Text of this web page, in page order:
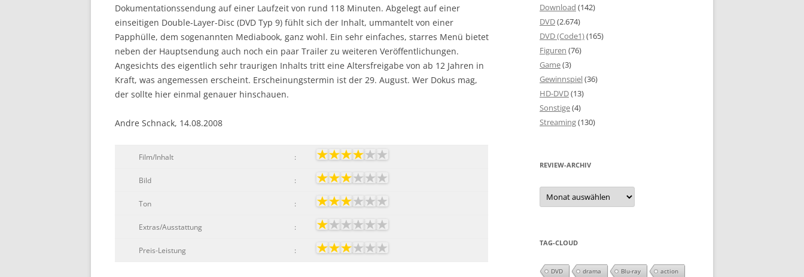
Dokumentationssendung auf einer Laufzeit von rund 118 Minuten. Abgelegt auf einer
einseitigen Double-Layer-Disc (DVD Typ 9) fühlt sich der Inhalt, ummantelt von einer
Papphülle, dem sogenannten Mediabook, ganz wohl. Ein sehr einfaches, starres Menü bietet
neben der Hauptsendung auch noch ein paar Trailer zu weiteren Veröffentlichungen.
Angesichts des eigentlich sehr traurigen Inhalts tritt eine Altersfreigabe von ab 12 Jahren in
Kraft, was angemessen erscheint. Erscheinungstermin ist der 29. August. Wer Dokus mag,
der sollte hier einmal genauer hinschauen.
Andre Schnack, 14.08.2008
Film/Inhalt :
Bild :
Ton :
Extras/Ausstattung :
Preis-Leistung :
Download (142)
DVD(2.674)
DVD (Code1)(165)
Figuren (76)
Game(3)
Gewinnspiel(36)
HD-DVD(13)
Sonstige(4)
Streaming(130)
REVIEW-ARCHIV
Review-
Archiv
TAG-CLOUD
DVD drama Blu-ray action